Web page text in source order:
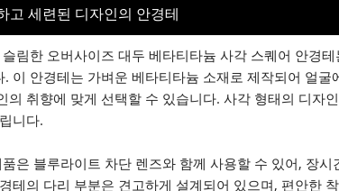
고 세련된 디자인의 안경테
슬림한 오버사이즈 대두 베타티타늄 사각 스퀘어 안경
. 이 안경테는 가벼운 베타티타늄 소재로 제작되어 얼
의 취향에 맞게 선택할 수 있습니다. 사각 형태의 디자
니다.
품은 블루라이트 차단 렌즈와 함께 사용할 수 있어, 장
테의 다리 부분은 견고하게 설계되어 있으며, 편안한